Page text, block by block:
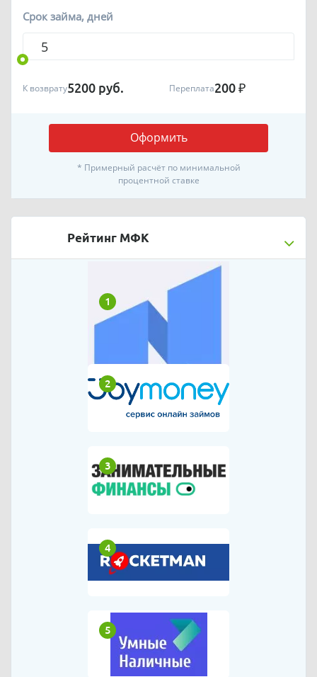
Срок займа, дней
Оформить
К возврату5200 руб. Переплата200 ₽
* Примерный расчёт по минимальной
процентной ставке
Рейтинг МФК
1
2
3
4
5